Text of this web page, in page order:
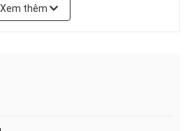
Chuộng Hiện
nội thất. Lý do không chỉ
mà còn từ khả năng chống ăn mòn,
Xem thêm